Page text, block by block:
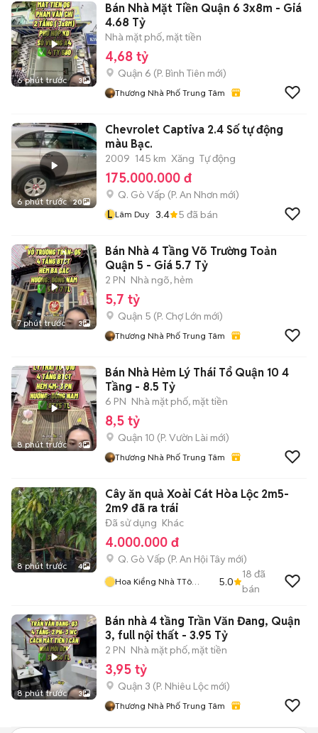
6 phút trước 3
Bán Nhà Mặt Tiền Quận 6 3x8m - Giá
4.68 Tỷ
Nhà mặt phố, mặt tiền
4,68 tỷ
Quận 6 (P. Bình Tiên mới)
Thương Nhà Phố Trung Tâm
6 phút trước 20
Chevrolet Captiva 2.4 Số tự động
màu Bạc.
2009 145 km Xăng Tự động
175.000.000 đ
Q. Gò Vấp (P. An Nhơn mới)
L Lâm Duy 3.4 5 đã bán
7 phút trước 3
Bán Nhà 4 Tầng Võ Trường Toản
Quận 5 - Giá 5.7 Tỷ
2 PN Nhà ngõ, hẻm
5,7 tỷ
Quận 5 (P. Chợ Lớn mới)
Thương Nhà Phố Trung Tâm
8 phút trước 3
Bán Nhà Hẻm Lý Thái Tổ Quận 10 4
Tầng - 8.5 Tỷ
6 PN Nhà mặt phố, mặt tiền
8,5 tỷ
Quận 10 (P. Vườn Lài mới)
Thương Nhà Phố Trung Tâm
8 phút trước 4
Cây ăn quả Xoài Cát Hòa Lộc 2m5-
2m9 đã ra trái
Đã sử dụng Khác
4.000.000 đ
Q. Gò Vấp (P. An Hội Tây mới)
Hoa Kiểng Nhà TTô
5.0
18 đã
bán
8 phút trước 3
Bán nhà 4 tầng Trần Văn Đang, Quận
3, full nội thất - 3.95 Tỷ
2 PN Nhà mặt phố, mặt tiền
3,95 tỷ
Quận 3 (P. Nhiêu Lộc mới)
Thương Nhà Phố Trung Tâm